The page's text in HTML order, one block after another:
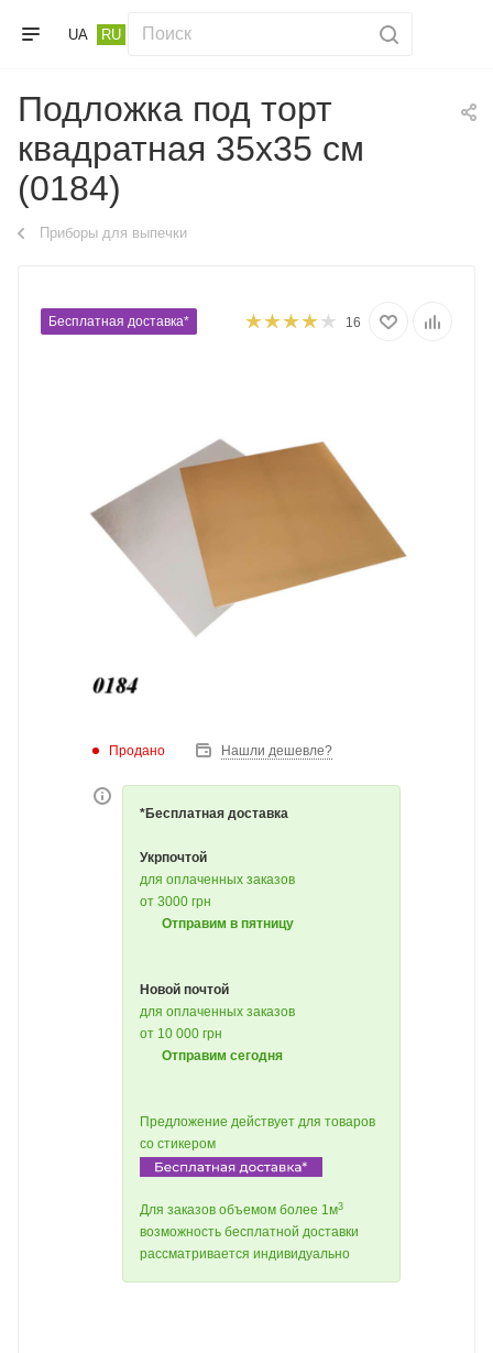
UA RU
Подложка под торт
квадратная 35х35 см
(0184)
Приборы для выпечки
Бесплатная доставка* 16
Продано Нашли дешевле?
*Бесплатная доставка
Укрпочтой
для оплаченных заказов
от 3000 грн
Отправим в пятницу
Новой почтой
для оплаченных заказов
от 10 000 грн
Отправим сегодня
Предложение действует для товаров
со стикером
Для заказов объемом более 1м3
возможность бесплатной доставки
рассматривается индивидуально